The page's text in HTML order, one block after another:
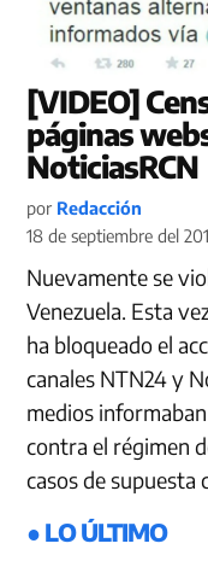
[VIDEO]
páginas
NoticiasRCN
por Redacción
18 de septiembre del
Nuevamente se
Venezuela. Esta
ha bloqueado el
canales NTN24 y
medios
contra el régimen
casos de
● LO ÚLTIMO